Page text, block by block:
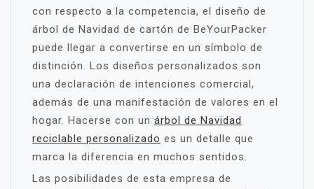
con respecto a la competencia, el diseño de
árbol de Navidad de cartón de BeYourPacker
puede llegar a convertirse en un símbolo de
distinción. Los diseños personalizados son
una declaración de intenciones comercial,
además de una manifestación de valores en el
hogar. Hacerse con un árbol de Navidad
reciclable personalizado es un detalle que
marca la diferencia en muchos sentidos.
Las posibilidades de esta empresa de